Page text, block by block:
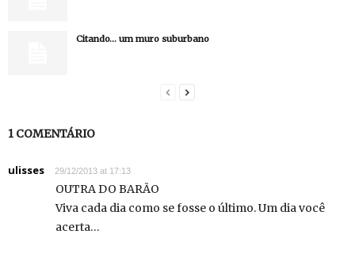
Citando… um muro suburbano
1 COMENTÁRIO
ulisses 29/12/2013 at 17:13
OUTRA DO BARÃO
Viva cada dia como se fosse o último. Um dia você
acerta…